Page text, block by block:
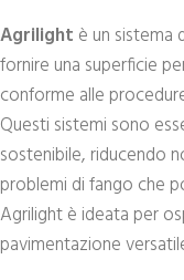
Agrilight è un
fornire una superficie
conforme alle
Questi sistemi sono
sostenibile, riducendo
problemi di fango che
Agrilight è ideata per
pavimentazione